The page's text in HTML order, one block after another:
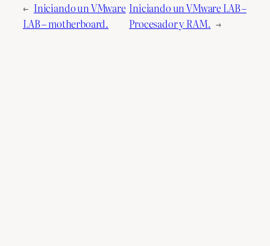
← Iniciando un VMware
LAB – motherboard.
Iniciando un VMware LAB –
Procesador y RAM. →